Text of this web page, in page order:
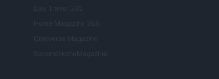
Day Travel 365
Home Magazine 365
Cineverse Magazine
SecondHomeMagazine